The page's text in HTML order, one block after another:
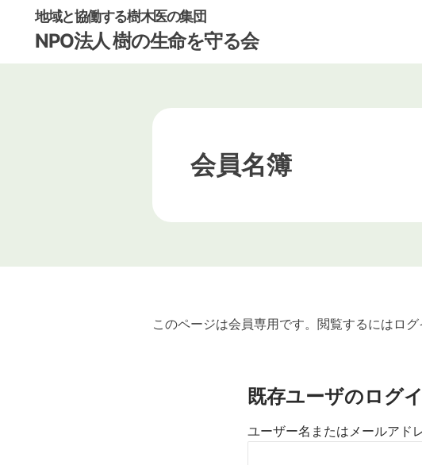
地域と協働する樹木医の集団
NPO法人 樹の生命を守る会
会員名簿
このページは会員専用です。閲覧するにはログ
既存ユーザのログ
ユーザー名またはメールアド